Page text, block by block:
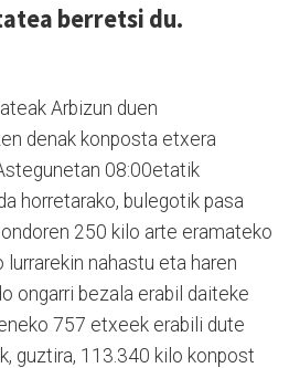
berretsi du.
Arbizun duen
denak konposta etxera
08:00etatik
horretarako, bulegotik pasa
250 kilo arte eramateko
lurrarekin nahastu eta haren
ongarri bezala erabil daiteke
757 etxeek erabili dute
guztira, 113.340 kilo konpost